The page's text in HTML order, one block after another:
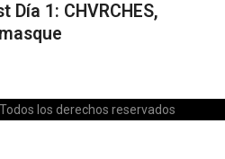
Día 1: CHVRCHES,
Todos los derechos reservados